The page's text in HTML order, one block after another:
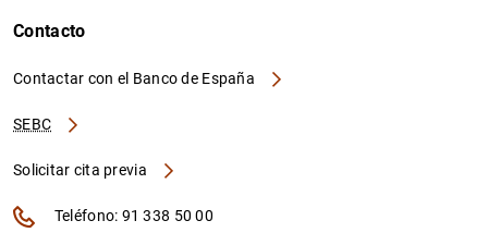
Contacto
Contactar con el Banco de España
SEBC
Solicitar cita previa
Teléfono: 91 338 50 00